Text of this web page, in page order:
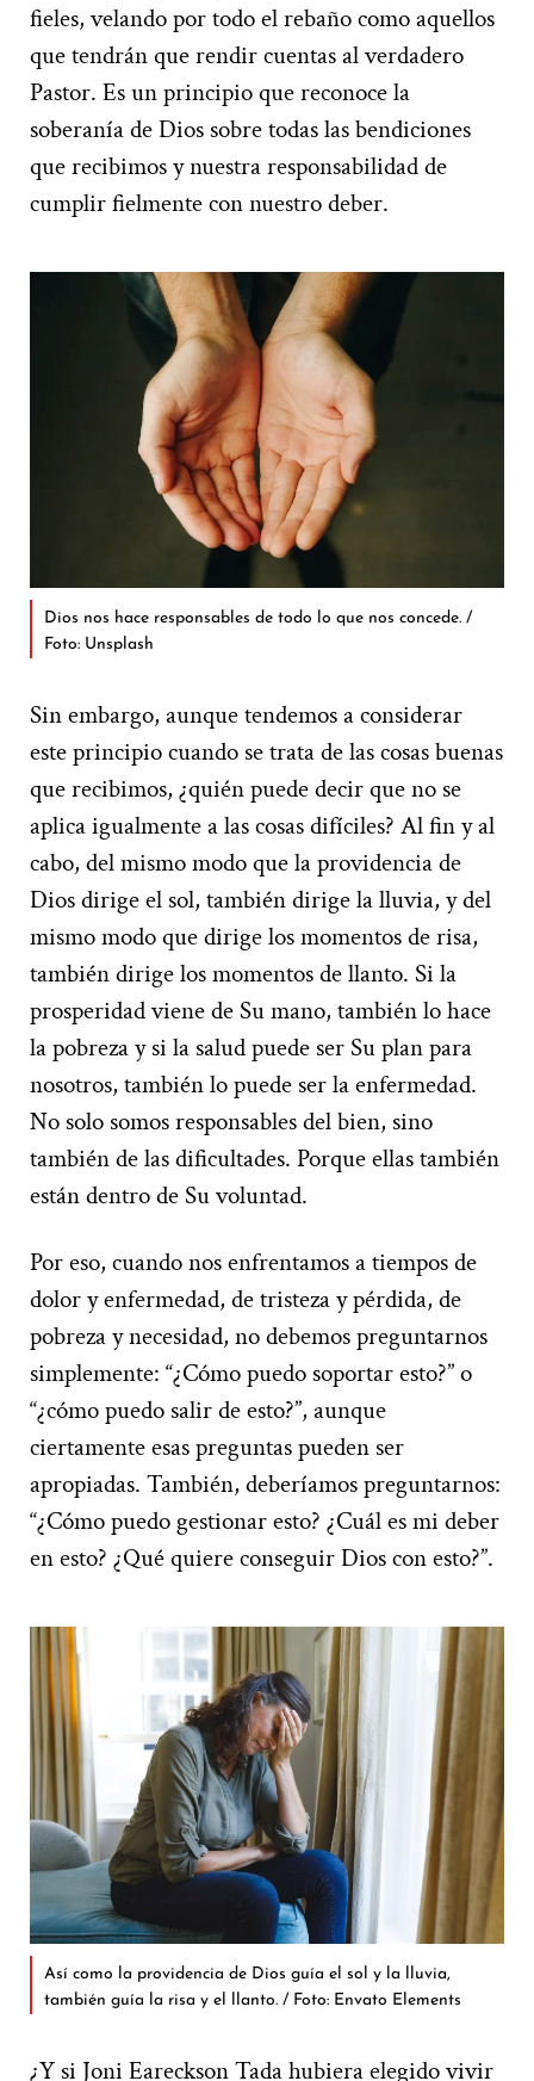
fieles, velando por todo el rebaño como aquellos
que tendrán que rendir cuentas al verdadero
Pastor. Es un principio que reconoce la
soberanía de Dios sobre todas las bendiciones
que recibimos y nuestra responsabilidad de
cumplir fielmente con nuestro deber.
Dios nos hace responsables de todo lo que nos concede. /
Foto: Unsplash
Sin embargo, aunque tendemos a considerar
este principio cuando se trata de las cosas buenas
que recibimos, ¿quién puede decir que no se
aplica igualmente a las cosas difíciles? Al fin y al
cabo, del mismo modo que la providencia de
Dios dirige el sol, también dirige la lluvia, y del
mismo modo que dirige los momentos de risa,
también dirige los momentos de llanto. Si la
prosperidad viene de Su mano, también lo hace
la pobreza y si la salud puede ser Su plan para
nosotros, también lo puede ser la enfermedad.
No solo somos responsables del bien, sino
también de las dificultades. Porque ellas también
están dentro de Su voluntad.
Por eso, cuando nos enfrentamos a tiempos de
dolor y enfermedad, de tristeza y pérdida, de
pobreza y necesidad, no debemos preguntarnos
simplemente: “¿Cómo puedo soportar esto?” o
“¿cómo puedo salir de esto?”, aunque
ciertamente esas preguntas pueden ser
apropiadas. También, deberíamos preguntarnos:
“¿Cómo puedo gestionar esto? ¿Cuál es mi deber
en esto? ¿Qué quiere conseguir Dios con esto?”.
Así como la providencia de Dios guía el sol y la lluvia,
también guía la risa y el llanto. / Foto: Envato Elements
¿Y si Joni Eareckson Tada hubiera elegido vivir